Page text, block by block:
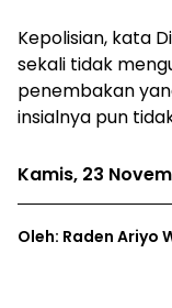
Kepolisian, kata
sekali tidak
penembakan
insialnya pun
Kamis, 23
Oleh: Raden Ariyo